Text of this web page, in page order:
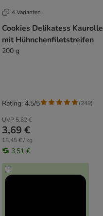
4 Varianten
Cookies Delikatess Kaurolle
mit Hühnchenfiletstreifen
200 g
UVP 5,82 €
3,69 €
18,45 € / kg
3,51 €
Rating: 4.5/5 (249)